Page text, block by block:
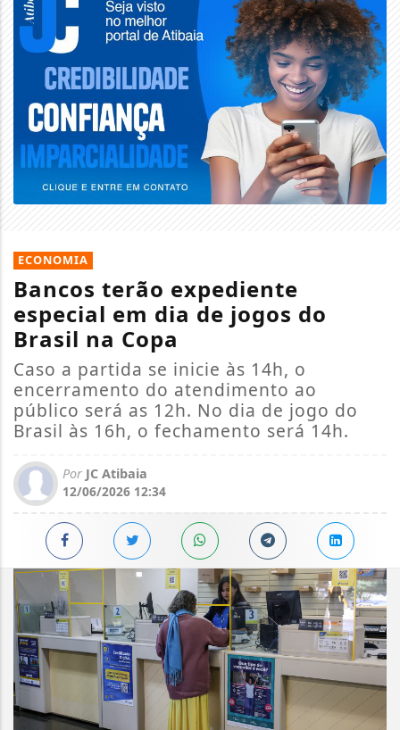
ECONOMIA
Bancos terão expediente
especial em dia de jogos do
Brasil na Copa
Caso a partida se inicie às 14h, o
encerramento do atendimento ao
público será as 12h. No dia de jogo do
Brasil às 16h, o fechamento será 14h.
Por JC Atibaia
12/06/2026 12:34